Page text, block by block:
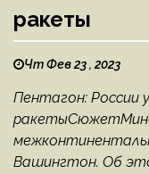
ракеты
Чт Фев 23 , 2023
Пентагон: России
Вашингтон. Об